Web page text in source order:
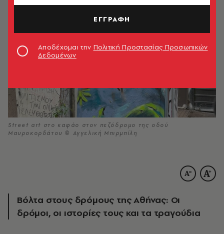
Street art στο καφάο στον πεζόδρομο της οδού
Μαυροκορδάτου © Αγγελική Μπιρμπίλη
Βόλτα στους δρόμους της Αθήνας: Οι
δρόμοι, οι ιστορίες τους και τα τραγούδια
ΕΓΓΡΑΦΗ
Αποδέχομαι την Πολιτική Προστασίας Προσωπικών
Δεδομένων